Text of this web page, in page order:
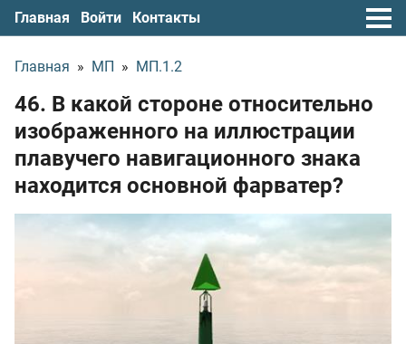
Главная Войти Контакты
Главная » МП » МП.1.2
46. В какой стороне относительно
изображенного на иллюстрации
плавучего навигационного знака
находится основной фарватер?